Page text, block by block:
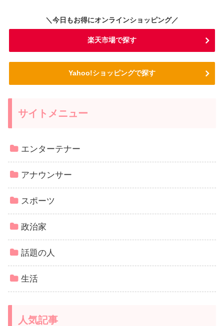
＼今日もお得にオンラインショッピング／
楽天市場で探す
Yahoo!ショッピングで探す
サイトメニュー
エンターテナー
アナウンサー
スポーツ
政治家
話題の人
生活
人気記事